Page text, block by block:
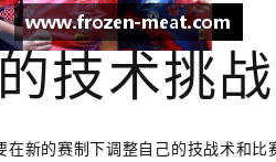
技术挑战
新的赛制下调整自己的技战术和